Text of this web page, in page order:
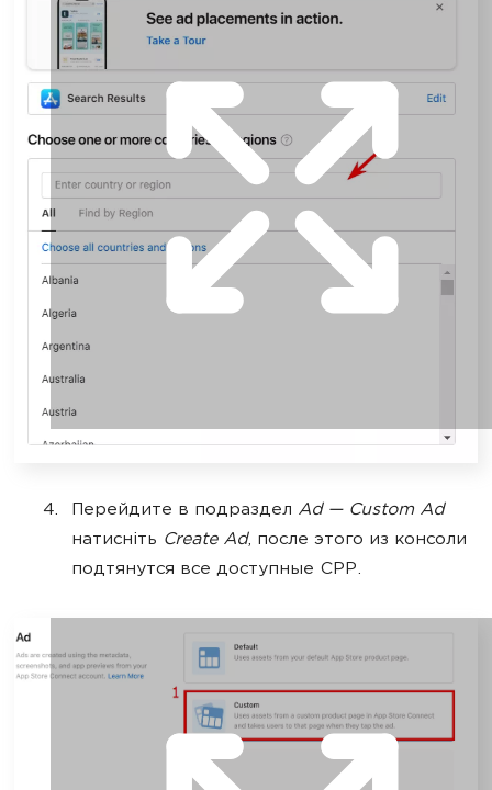
Перейдите в подраздел Ad — Custom Ad
натисніть Create Ad, после этого из консоли
подтянутся все доступные СРР.